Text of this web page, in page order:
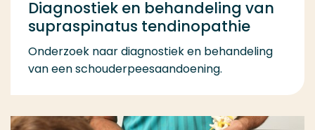
Diagnostiek en behandeling van
supraspinatus tendinopathie
Onderzoek naar diagnostiek en behandeling
van een schouderpeesaandoening.